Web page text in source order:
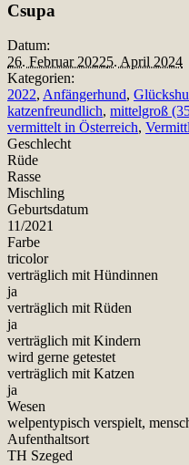
Csupa
Datum:
26. Februar 20225. April 2024
Kategorien:
2022, Anfängerhund,
katzenfreundlich, mittelgroß
vermittelt in Österreich,
Geschlecht
Rüde
Rasse
Mischling
Geburtsdatum
11/2021
Farbe
tricolor
verträglich mit Hündinnen
ja
verträglich mit Rüden
ja
verträglich mit Kindern
wird gerne getestet
verträglich mit Katzen
ja
Wesen
welpentypisch verspielt,
Aufenthaltsort
TH Szeged